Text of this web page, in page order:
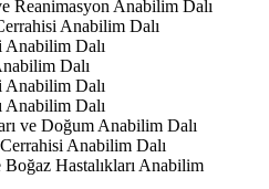
Reanimasyon Anabilim Dalı
Anabilim Dalı
Anabilim Dalı
Dalı
Anabilim Dalı
Anabilim Dalı
ve Doğum Anabilim Dalı
Anabilim Dalı
Hastalıkları Anabilim